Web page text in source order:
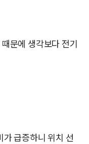
문에 생각보다 전기
급증하니 위치 선